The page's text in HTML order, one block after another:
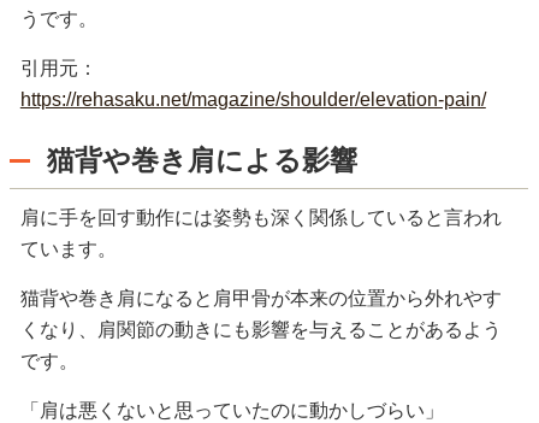
うです。
引用元：
https://rehasaku.net/magazine/shoulder/elevation-pain/
猫背や巻き肩による影響
肩に手を回す動作には姿勢も深く関係していると言われ
ています。
猫背や巻き肩になると肩甲骨が本来の位置から外れやす
くなり、肩関節の動きにも影響を与えることがあるよう
です。
「肩は悪くないと思っていたのに動かしづらい」